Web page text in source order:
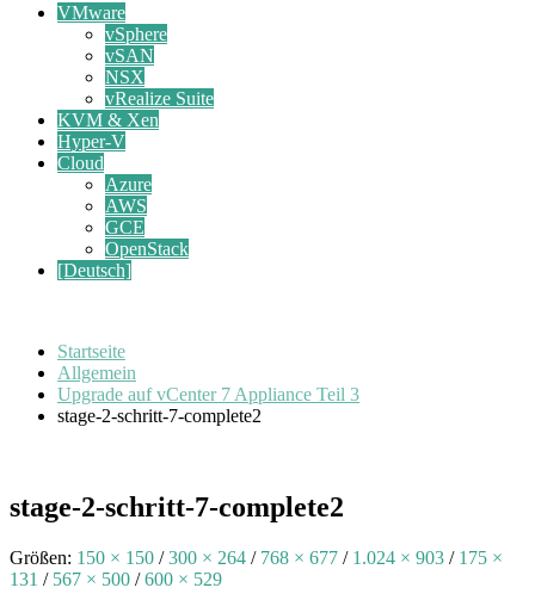
VMware
vSphere
vSAN
NSX
vRealize Suite
KVM & Xen
Hyper-V
Cloud
Azure
AWS
GCE
OpenStack
[Deutsch]
Startseite
Allgemein
Upgrade auf vCenter 7 Appliance Teil 3
stage-2-schritt-7-complete2
stage-2-schritt-7-complete2
Größen: 150 × 150 / 300 × 264 / 768 × 677 / 1.024 × 903 / 175 ×
131 / 567 × 500 / 600 × 529